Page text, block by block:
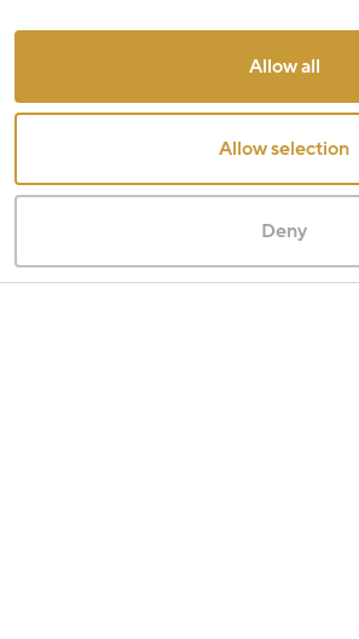
Allow all
Allow selection
Deny